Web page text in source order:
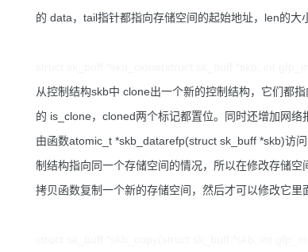
的 data，tail指针都指向存储空间的起始地址，len的大
从控制结构skb中 clone出一个新的控制结构，它们都
的 is_clone，cloned两个标记都置位。同时还增加网络
由函数atomic_t *skb_datarefp(struct sk_buff *skb)访
制结构指向同一个存储空间的情况，所以在修改存储
拷贝函数复制一个新的存储空间，然后才可以修改它里